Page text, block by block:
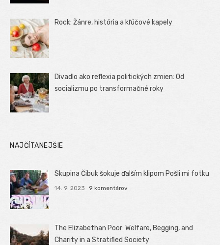
Rock: Žánre, história a kľúčové kapely
Divadlo ako reflexia politických zmien: Od
socializmu po transformačné roky
NAJČÍTANEJŠIE
Skupina Čibuk šokuje ďalším klipom Pošli mi fotku
14. 9. 2023 9 komentárov
The Elizabethan Poor: Welfare, Begging, and
Charity in a Stratified Society